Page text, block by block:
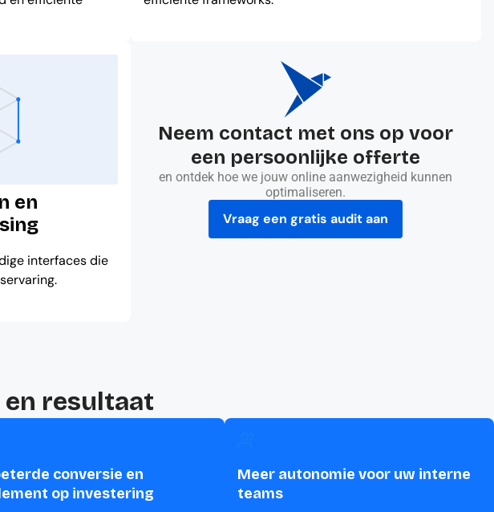
en
interfaces die
Neem contact met ons op voor
een persoonlijke offerte
en ontdek hoe we jouw online aanwezigheid kunnen
optimaliseren.
Vraag een gratis audit aan
resultaat
conversie en
op investering
Meer autonomie voor uw interne
teams